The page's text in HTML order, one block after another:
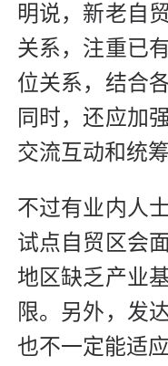
明说，新老自
关系，注重已
位关系，结合
同时，还应加
交流互动和统筹
不过有业内人
试点自贸区会
地区缺乏产业
限。另外，发
也不一定能适